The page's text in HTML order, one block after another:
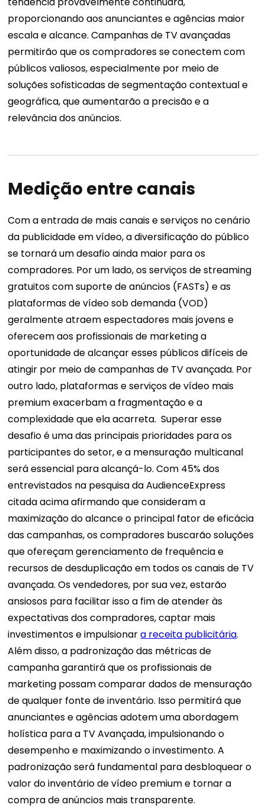
proporcionando aos anunciantes e agências maior
escala e alcance. Campanhas de TV avançadas
permitirão que os compradores se conectem com
públicos valiosos, especialmente por meio de
soluções sofisticadas de segmentação contextual e
geográfica, que aumentarão a precisão e a
relevância dos anúncios.
Medição entre canais
Com a entrada de mais canais e serviços no cenário
da publicidade em vídeo, a diversificação do público
se tornará um desafio ainda maior para os
compradores. Por um lado, os serviços de streaming
gratuitos com suporte de anúncios (FASTs) e as
plataformas de vídeo sob demanda (VOD)
geralmente atraem espectadores mais jovens e
oferecem aos profissionais de marketing a
oportunidade de alcançar esses públicos difíceis de
atingir por meio de campanhas de TV avançada. Por
outro lado, plataformas e serviços de vídeo mais
premium exacerbam a fragmentação e a
complexidade que ela acarreta. Superar esse
desafio é uma das principais prioridades para os
participantes do setor, e a mensuração multicanal
será essencial para alcançá-lo. Com 45% dos
entrevistados na pesquisa da AudienceExpress
citada acima afirmando que consideram a
maximização do alcance o principal fator de eficácia
das campanhas, os compradores buscarão soluções
que ofereçam gerenciamento de frequência e
recursos de desduplicação em todos os canais de TV
avançada. Os vendedores, por sua vez, estarão
ansiosos para facilitar isso a fim de atender às
expectativas dos compradores, captar mais
investimentos e impulsionara receita publicitária.
Além disso, a padronização das métricas de
campanha garantirá que os profissionais de
marketing possam comparar dados de mensuração
de qualquer fonte de inventário. Isso permitirá que
anunciantes e agências adotem uma abordagem
holística para a TV Avançada, impulsionando o
desempenho e maximizando o investimento. A
padronização será fundamental para desbloquear o
valor do inventário de vídeo premium e tornar a
compra de anúncios mais transparente.